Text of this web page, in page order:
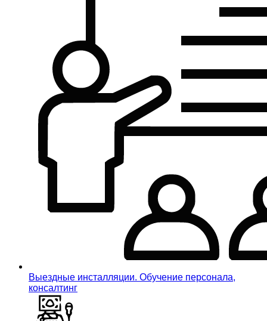
Выездные инсталляции. Обучение персонала,
консалтинг